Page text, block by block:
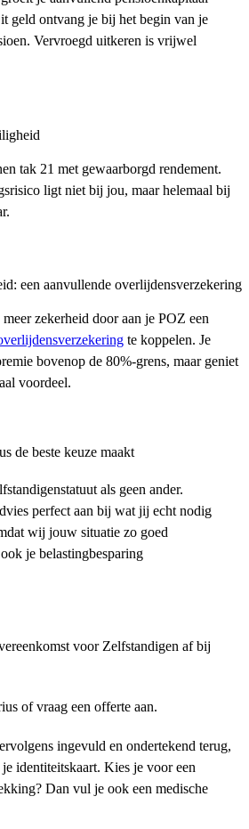
geld ontvang je bij het begin van je
Vervroegd uitkeren is vrijwel
tak 21 met gewaarborgd rendement.
ligt niet bij jou, maar helemaal bij
een aanvullende overlijdensverzekering
zekerheid door aan je POZ een
te koppelen. Je
bovenop de 80%-grens, maar geniet
voordeel.
de beste keuze maakt
als geen ander.
perfect aan bij wat jij echt nodig
wij jouw situatie zo goed
je belastingbesparing
voor Zelfstandigen af bij
of vraag een offerte aan.
ingevuld en ondertekend terug,
identiteitskaart. Kies je voor een
Dan vul je ook een medische